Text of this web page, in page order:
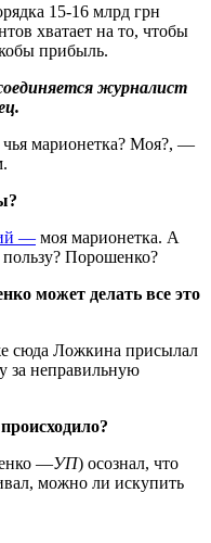
15-16 млрд грн
хватает на то, чтобы
прибыль.
журналист
марионетка? Моя?, —
— моя марионетка. А
Порошенко?
может делать все это
сюда Ложкина присылал
за неправильную
—УП) осознал, что
можно ли искупить